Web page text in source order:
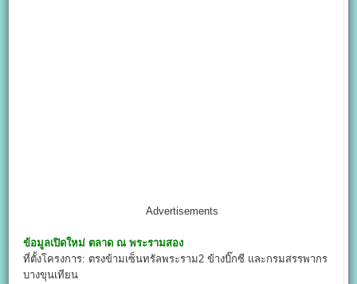
Advertisements
ข้อมูลเปิดใหม่ ตลาด ณ พระรามสอง
ที่ตั้งโครงการ: ตรงข้ามเซ็นทรัล​พระราม2 ข้างบิ๊กซี และกรมสรรพากร
บางขุนเทียน